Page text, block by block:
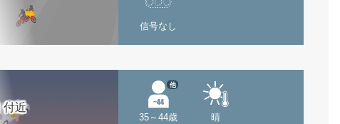
信号なし
付近
35～44歳
他
晴